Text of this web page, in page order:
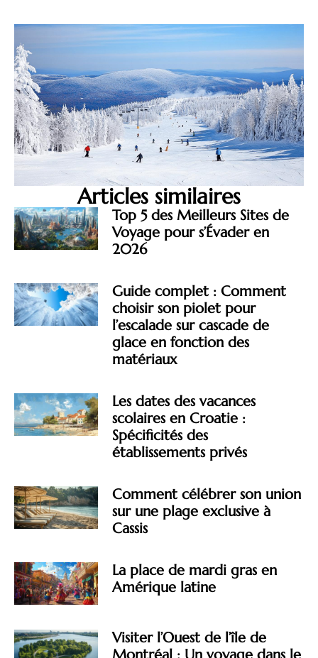
Articles similaires
Top 5 des Meilleurs Sites de
Voyage pour s’Évader en
2026
Guide complet : Comment
choisir son piolet pour
l’escalade sur cascade de
glace en fonction des
matériaux
Les dates des vacances
scolaires en Croatie :
Spécificités des
établissements privés
Comment célébrer son union
sur une plage exclusive à
Cassis
La place de mardi gras en
Amérique latine
Visiter l’Ouest de l’île de